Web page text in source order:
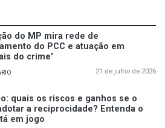
do MP mira rede de
do PCC e atuação em
do crime'
21 de julho de 2026
quais os riscos e ganhos se o
a reciprocidade? Entenda o
em jogo